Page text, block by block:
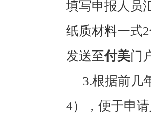
填写申报人员
纸质材料一式2
发送至付美门
3.根据前几
4），便于申